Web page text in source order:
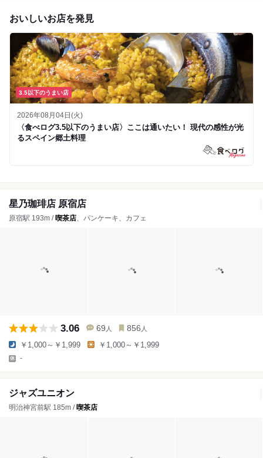
おいしいお店を発見
3.5以下のうまい店
2026年08月04日(火)
〈食べログ3.5以下のうまい店〉ここは通いたい！ 現代の感性が光
るスペイン郷土料理
星乃珈琲店 原宿店
原宿駅 193m /喫茶店、パンケーキ、カフェ
3.06 69 人 856 人
￥1,000～￥1,999 ￥1,000～￥1,999
-
ジャズユニオン
明治神宮前駅 185m /喫茶店